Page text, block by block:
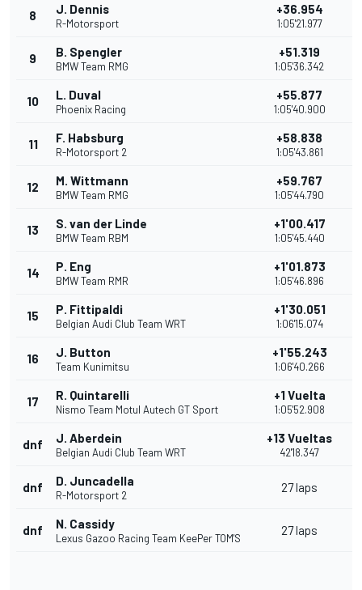
8 J. Dennis
R-Motorsport
+36.954
1:05'21.977
9 B. Spengler
BMW Team RMG
+51.319
1:05'36.342
10 L. Duval
Phoenix Racing
+55.877
1:05'40.900
11 F. Habsburg
R-Motorsport 2
+58.838
1:05'43.861
12 M. Wittmann
BMW Team RMG
+59.767
1:05'44.790
13 S. van der Linde
BMW Team RBM
+1'00.417
1:05'45.440
14 P. Eng
BMW Team RMR
+1'01.873
1:05'46.896
15 P. Fittipaldi
Belgian Audi Club Team WRT
+1'30.051
1:06'15.074
16 J. Button
Team Kunimitsu
+1'55.243
1:06'40.266
17 R. Quintarelli
Nismo Team Motul Autech GT Sport
+1 Vuelta
1:05'52.908
dnf J. Aberdein
Belgian Audi Club Team WRT
+13 Vueltas
42'18.347
dnf D. Juncadella
R-Motorsport 2
27 laps
dnf N. Cassidy
Lexus Gazoo Racing Team KeePer TOM'S
27 laps